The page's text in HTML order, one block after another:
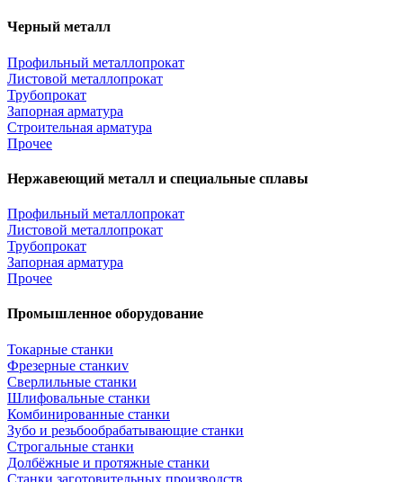
Черный металл
Профильный металлопрокат
Листовой металлопрокат
Трубопрокат
Запорная арматура
Строительная арматура
Прочее
Нержавеющий металл и специальные сплавы
Профильный металлопрокат
Листовой металлопрокат
Трубопрокат
Запорная арматура
Прочее
Промышленное оборудование
Токарные станки
Фрезерные станкиv
Сверлильные станки
Шлифовальные станки
Комбинированные станки
Зубо и резьбообрабатывающие станки
Строгальные станки
Долбёжные и протяжные станки
Станки заготовительных производств